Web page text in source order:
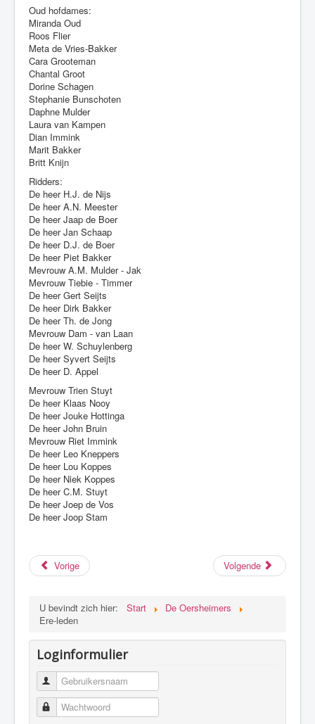
Oud hofdames:
Miranda Oud
Roos Flier
Meta de Vries-Bakker
Cara Grooteman
Chantal Groot
Dorine Schagen
Stephanie Bunschoten
Daphne Mulder
Laura van Kampen
Dian Immink
Marit Bakker
Britt Knijn
Ridders:
De heer H.J. de Nijs
De heer A.N. Meester
De heer Jaap de Boer
De heer Jan Schaap
De heer D.J. de Boer
De heer Piet Bakker
Mevrouw A.M. Mulder - Jak
Mevrouw Tiebie - Timmer
De heer Gert Seijts
De heer Dirk Bakker
De heer Th. de Jong
Mevrouw Dam - van Laan
De heer W. Schuylenberg
De heer Syvert Seijts
De heer D. Appel
Mevrouw Trien Stuyt
De heer Klaas Nooy
De heer Jouke Hottinga
De heer John Bruin
Mevrouw Riet Immink
De heer Leo Kneppers
De heer Lou Koppes
De heer Niek Koppes
De heer C.M. Stuyt
De heer Joep de Vos
De heer Joop Stam
Vorige Volgende
U bevindt zich hier: Start
De Oersheimers
Ere-leden
Loginformulier
Gebruikersnaam
Wachtwoord